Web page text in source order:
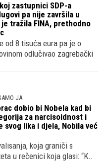
zastupnici SDP-a
pa nije završila u
tražila FINA, prethodno
od 8 tisuća eura pa je o
odlučivao zagrebački
JA
dobio bi Nobela kad bi
za narcisoidnost i
svog lika i djela, Nobila već
koja graniči s
u rečenici koja glasi: “K..